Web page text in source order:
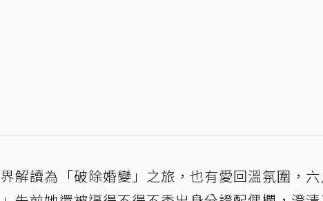
解讀為「破除婚變」之旅，也有愛回溫氛圍，